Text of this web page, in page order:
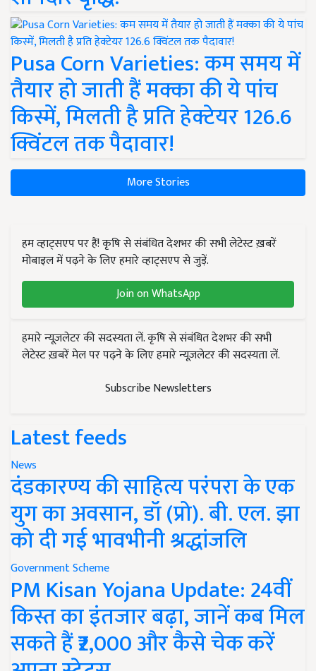
Pusa Corn Varieties: कम समय में
तैयार हो जाती हैं मक्का की ये पांच
किस्में, मिलती है प्रति हेक्टेयर 126.6
क्विंटल तक पैदावार!
More Stories
हम व्हाट्सएप पर हैं! कृषि से संबंधित देशभर की सभी लेटेस्ट ख़बरें
मोबाइल में पढ़ने के लिए हमारे व्हाट्सएप से जुड़ें.
Join on WhatsApp
हमारे न्यूज़लेटर की सदस्यता लें. कृषि से संबंधित देशभर की सभी
लेटेस्ट ख़बरें मेल पर पढ़ने के लिए हमारे न्यूज़लेटर की सदस्यता लें.
Subscribe Newsletters
Latest feeds
News
दंडकारण्य की साहित्य परंपरा के एक
युग का अवसान, डॉ (प्रो). बी. एल. झा
को दी गई भावभीनी श्रद्धांजलि
Government Scheme
PM Kisan Yojana Update: 24वीं
किस्त का इंतजार बढ़ा, जानें कब मिल
सकते हैं ₹2,000 और कैसे चेक करें